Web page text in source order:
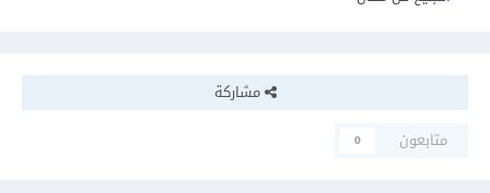
مشاركة
متابعون
0